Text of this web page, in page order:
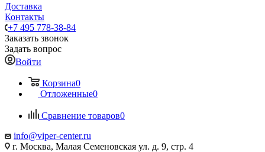
Доставка
Контакты
+7 495 778-38-84
Заказать звонок
Задать вопрос
Войти
Корзина0
Отложенные0
Сравнение товаров0
info@viper-center.ru
г. Москва, Малая Семеновская ул. д. 9, стр. 4